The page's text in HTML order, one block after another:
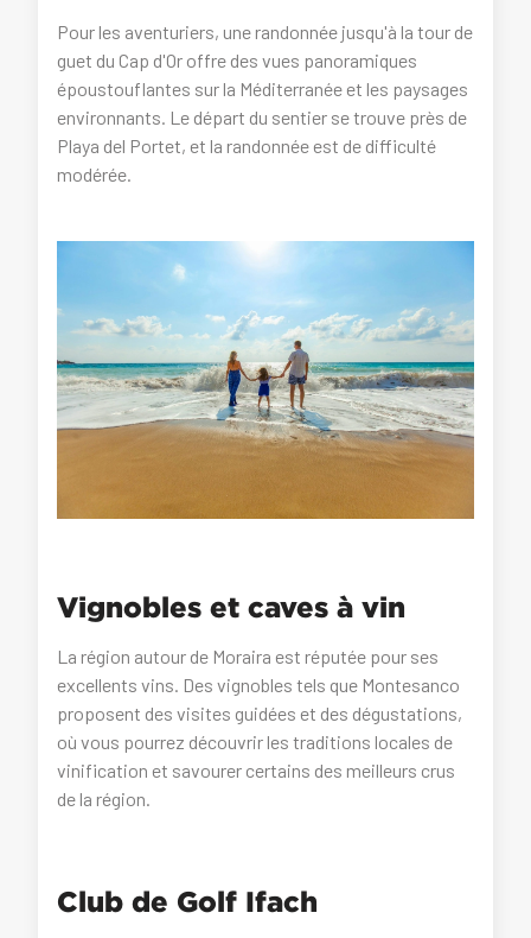
Pour les aventuriers, une randonnée jusqu'à la tour de
guet du Cap d'Or offre des vues panoramiques
époustouflantes sur la Méditerranée et les paysages
environnants. Le départ du sentier se trouve près de
Playa del Portet, et la randonnée est de difficulté
modérée.
Vignobles et caves à vin
La région autour de Moraira est réputée pour ses
excellents vins. Des vignobles tels que Montesanco
proposent des visites guidées et des dégustations,
où vous pourrez découvrir les traditions locales de
vinification et savourer certains des meilleurs crus
de la région.
Club de Golf Ifach